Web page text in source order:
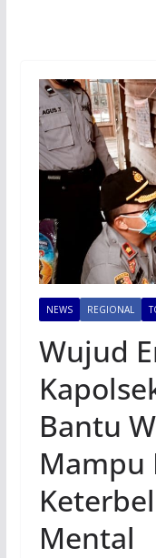
NEWS REGIONAL
Wujud
Bantu
Mampu
Mental